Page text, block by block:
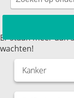
Er staan meer dan
wachten!
Kanker